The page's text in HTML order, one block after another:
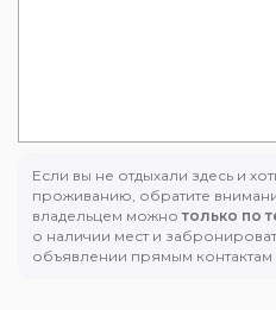
Если вы не отдыхали здесь и
проживанию, обратите
владельцем можнотолько по
о наличии мест и
объявлении прямым контактам